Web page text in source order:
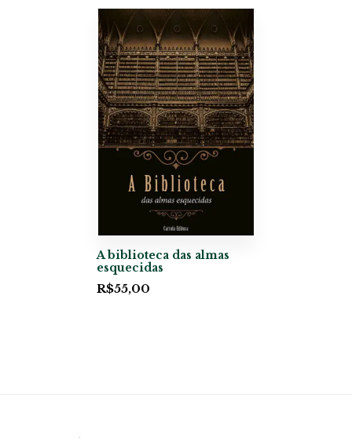
A biblioteca das almas
esquecidas
R$55,00